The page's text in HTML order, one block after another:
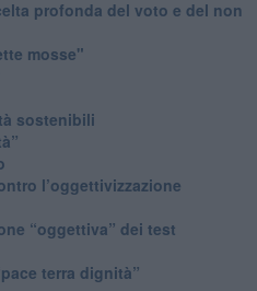
profonda del voto e del non
mosse"
sostenibili
l’oggettivizzazione
“oggettiva” dei test
terra dignità”